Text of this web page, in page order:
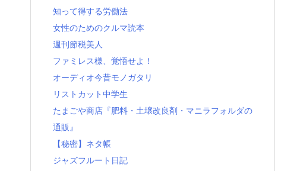
知って得する労働法
女性のためのクルマ読本
週刊節税美人
ファミレス様、覚悟せよ！
オーディオ今昔モノガタリ
リストカット中学生
たまごや商店『肥料・土壌改良剤・マニラフォルダの
通販』
【秘密】ネタ帳
ジャズフルート日記